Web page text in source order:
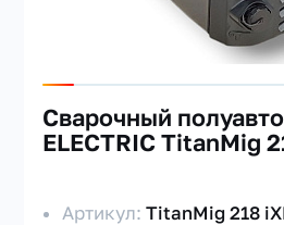
Сварочный
ELECTRIC TitanMig
Артикул:TitanMig 218